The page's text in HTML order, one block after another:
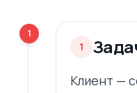
1
1
Клиент —